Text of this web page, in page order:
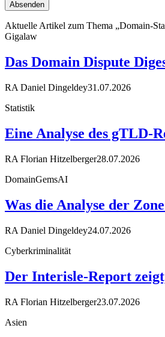
Aktuelle Artikel zum Thema „Domain-
Gigalaw
Das Domain Dispute
RA Daniel Dingeldey31.07.2026
Statistik
Eine Analyse des gTLD-
RA Florian Hitzelberger28.07.2026
DomainGemsAI
Was die Analyse der
RA Daniel Dingeldey24.07.2026
Cyberkriminalität
Der Interisle-Report
RA Florian Hitzelberger23.07.2026
Asien